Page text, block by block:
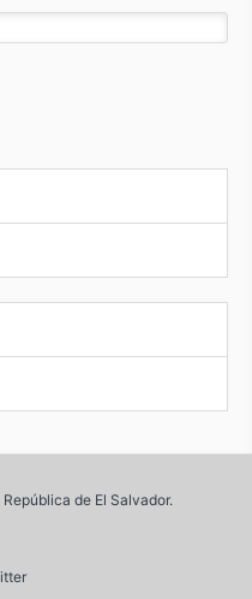
de El Salvador.